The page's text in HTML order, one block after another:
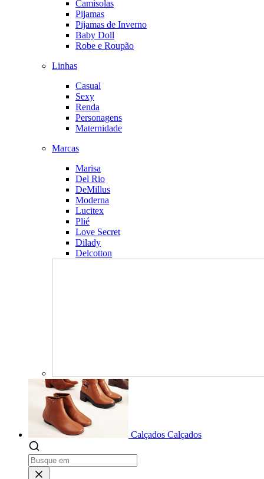
Camisolas
Pijamas
Pijamas de Inverno
Baby Doll
Robe e Roupão
Linhas
Casual
Sexy
Renda
Personagens
Maternidade
Marcas
Marisa
Del Rio
DeMillus
Moderna
Lucitex
Plié
Love Secret
Dilady
Delcotton
Calçados Calçados